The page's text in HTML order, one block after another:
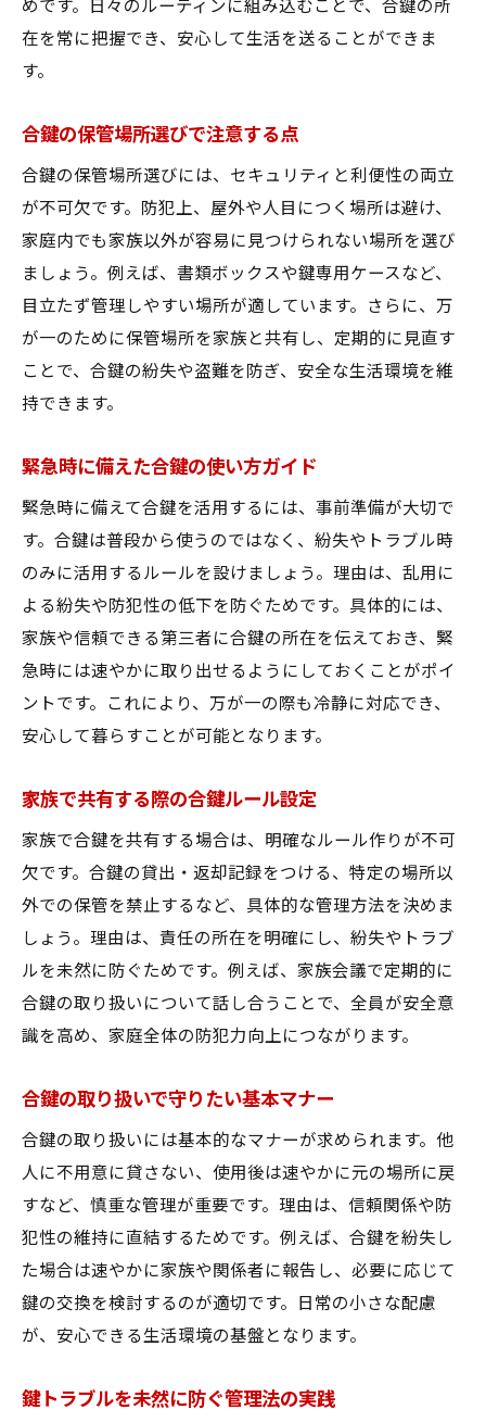
めです。日々のルーティンに組み込むことで、合鍵の所
在を常に把握でき、安心して生活を送ることができま
す。
合鍵の保管場所選びで注意する点
合鍵の保管場所選びには、セキュリティと利便性の両立
が不可欠です。防犯上、屋外や人目につく場所は避け、
家庭内でも家族以外が容易に見つけられない場所を選び
ましょう。例えば、書類ボックスや鍵専用ケースなど、
目立たず管理しやすい場所が適しています。さらに、万
が一のために保管場所を家族と共有し、定期的に見直す
ことで、合鍵の紛失や盗難を防ぎ、安全な生活環境を維
持できます。
緊急時に備えた合鍵の使い方ガイド
緊急時に備えて合鍵を活用するには、事前準備が大切で
す。合鍵は普段から使うのではなく、紛失やトラブル時
のみに活用するルールを設けましょう。理由は、乱用に
よる紛失や防犯性の低下を防ぐためです。具体的には、
家族や信頼できる第三者に合鍵の所在を伝えておき、緊
急時には速やかに取り出せるようにしておくことがポイ
ントです。これにより、万が一の際も冷静に対応でき、
安心して暮らすことが可能となります。
家族で共有する際の合鍵ルール設定
家族で合鍵を共有する場合は、明確なルール作りが不可
欠です。合鍵の貸出・返却記録をつける、特定の場所以
外での保管を禁止するなど、具体的な管理方法を決めま
しょう。理由は、責任の所在を明確にし、紛失やトラブ
ルを未然に防ぐためです。例えば、家族会議で定期的に
合鍵の取り扱いについて話し合うことで、全員が安全意
識を高め、家庭全体の防犯力向上につながります。
合鍵の取り扱いで守りたい基本マナー
合鍵の取り扱いには基本的なマナーが求められます。他
人に不用意に貸さない、使用後は速やかに元の場所に戻
すなど、慎重な管理が重要です。理由は、信頼関係や防
犯性の維持に直結するためです。例えば、合鍵を紛失し
た場合は速やかに家族や関係者に報告し、必要に応じて
鍵の交換を検討するのが適切です。日常の小さな配慮
が、安心できる生活環境の基盤となります。
鍵トラブルを未然に防ぐ管理法の実践